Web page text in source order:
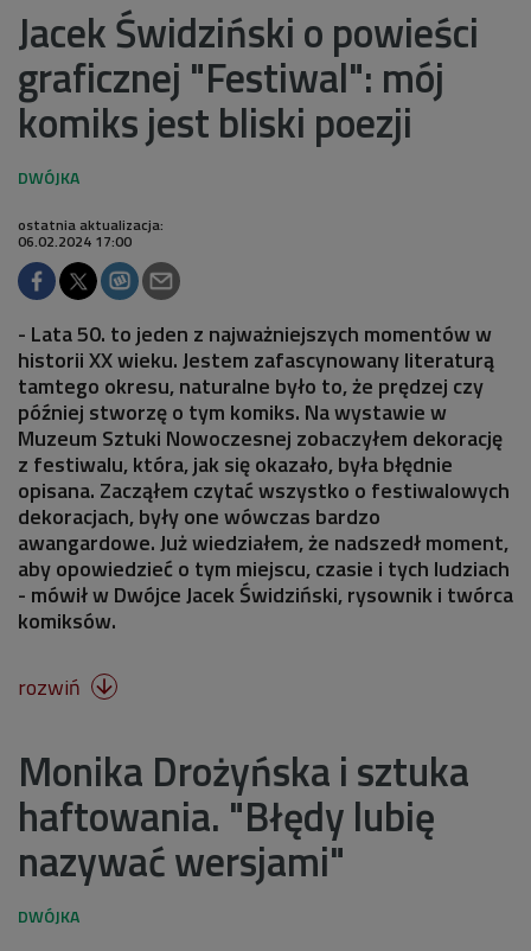
Jacek Świdziński o powieści
graficznej "Festiwal": mój
komiks jest bliski poezji
ostatnia aktualizacja:
06.02.2024 17:00
- Lata 50. to jeden z najważniejszych momentów w
historii XX wieku. Jestem zafascynowany literaturą
tamtego okresu, naturalne było to, że prędzej czy
później stworzę o tym komiks. Na wystawie w
Muzeum Sztuki Nowoczesnej zobaczyłem dekorację
z festiwalu, która, jak się okazało, była błędnie
opisana. Zacząłem czytać wszystko o festiwalowych
dekoracjach, były one wówczas bardzo
awangardowe. Już wiedziałem, że nadszedł moment,
aby opowiedzieć o tym miejscu, czasie i tych ludziach
- mówił w Dwójce Jacek Świdziński, rysownik i twórca
komiksów.
rozwiń 
Monika Drożyńska i sztuka
haftowania. "Błędy lubię
nazywać wersjami"